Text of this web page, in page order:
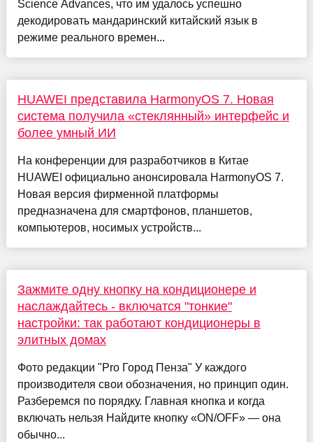
Science Advances, что им удалось успешно
декодировать мандаринский китайский язык в
режиме реального времен...
HUAWEI представила HarmonyOS 7. Новая
система получила «стеклянный» интерфейс и
более умный ИИ
На конференции для разработчиков в Китае
HUAWEI официально анонсировала HarmonyOS 7.
Новая версия фирменной платформы
предназначена для смартфонов, планшетов,
компьютеров, носимых устройств...
Зажмите одну кнопку на кондиционере и
наслаждайтесь - включатся "тонкие"
настройки: так работают кондиционеры в
элитных домах
Фото редакции "Pro Город Пенза" У каждого
производителя свои обозначения, но принцип один.
Разберемся по порядку. Главная кнопка и когда
включать нельзя Найдите кнопку «ON/OFF» — она
обычно...